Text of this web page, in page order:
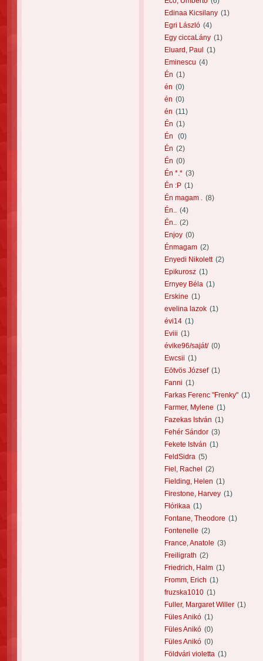
Edinaa Kicsilany (1)
Egri László (4)
Egy ciccaLány (1)
Eluard, Paul
(1)
Eminescu (4)
Én (1)
én (0)
én (0)
én (11)
Én (1)
Én
(0)
Én (2)
Én (0)
Én *.* (3)
Én :P (1)
Én magam .
(8)
Én..
(4)
Én..
(2)
Enjoy (0)
Énmagam (2)
Enyedi Nikolett (2)
Epikurosz (1)
Ernyey Béla (1)
Erskine (1)
evelina lazok (1)
évi14 (1)
Eviii (1)
évike96/saját/ (0)
Ewcsii (1)
Eötvös József (1)
Fanni (1)
Farkas Ferenc "Frenky" (1)
Farmer, Mylene (1)
Fazekas István (1)
Fehér Sándor (3)
Fekete István (1)
FeldSidra (5)
Fiel, Rachel
(2)
Fielding, Helen (1)
Firestone, Harvey (1)
Flórikaa (1)
Fontane, Theodore (1)
Fontenelle (2)
France, Anatole (3)
Freiligrath (2)
Friedrich, Halm (1)
Fromm, Erich (1)
fruzska1010 (1)
Fuller, Margaret Willer (1)
Füles Anikó (1)
Füles Anikó (0)
Füles Anikó (0)
Földvári violetta (1)